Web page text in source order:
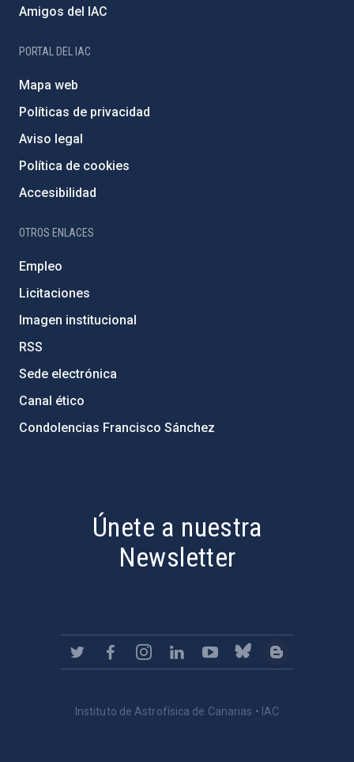
Amigos del IAC
PORTAL DEL IAC
Mapa web
Políticas de privacidad
Aviso legal
Política de cookies
Accesibilidad
OTROS ENLACES
Empleo
Licitaciones
Imagen institucional
RSS
Sede electrónica
Canal ético
Condolencias Francisco Sánchez
Únete a nuestra
Newsletter
Instituto de Astrofísica de Canarias • IAC